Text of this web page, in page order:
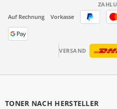
Auf Rechnung
Vorkasse
VERSAND
TONER NACH HERSTELLER